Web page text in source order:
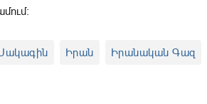
Իրան Իրանական Գազ